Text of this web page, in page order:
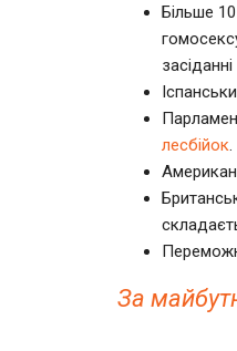
Більше
лесбійок
За